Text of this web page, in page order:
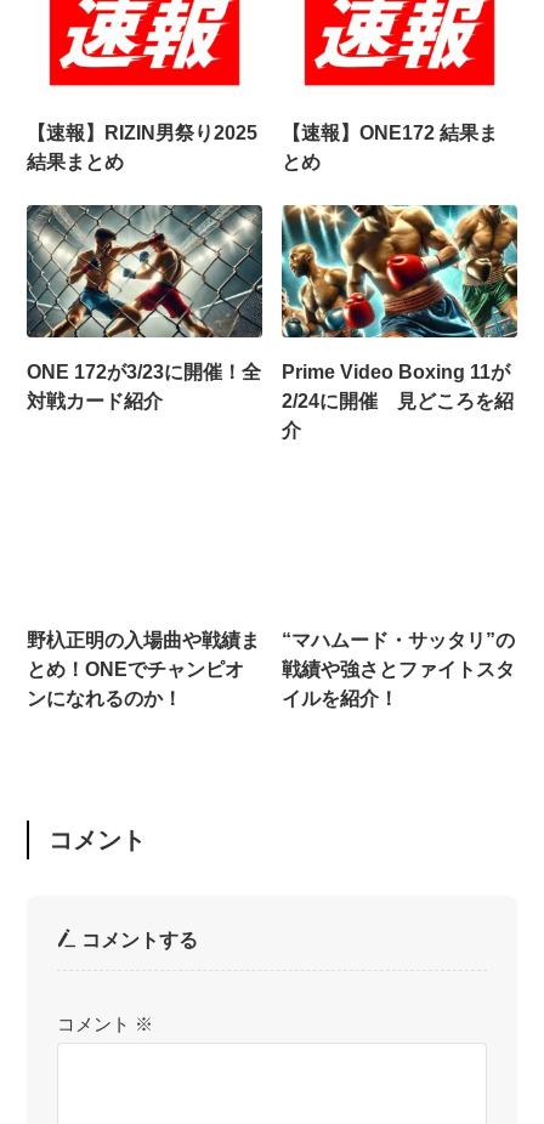
【速報】RIZIN男祭り2025
結果まとめ
【速報】ONE172 結果ま
とめ
ONE 172が3/23に開催！全
対戦カード紹介
Prime Video Boxing 11が
2/24に開催 見どころを紹
介
野杁正明の入場曲や戦績ま
とめ！ONEでチャンピオ
ンになれるのか！
“マハムード・サッタリ”の
戦績や強さとファイトスタ
イルを紹介！
コメント
コメントする
コメント ※